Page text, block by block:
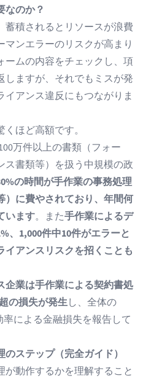
なのか？
蓄積されるとリソースが浪費
ンエラーのリスクが高まり
ームの内容をチェックし、項
しますが、それでもミスが発
アンス違反にもつながりま
ほど高額です。
万件以上の書類（フォー
ス書類等）を扱う中規模の政
の時間が手作業の事務処理
）に費やされており、年間何
います。また手作業によるデ
、1,000件中10件がエラーと
アンスリスクを招くことも
企業は手作業による契約書処
の損失が発生し、全体の
による金融損失を報告して
ステップ（完全ガイド）
動作するかを理解すること